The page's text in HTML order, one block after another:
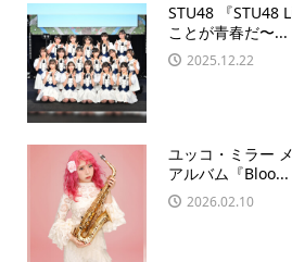
STU48 『STU48
ことが青春だ〜...
2025.12.22
ユッコ・ミラー
アルバム『Bloo...
2026.02.10